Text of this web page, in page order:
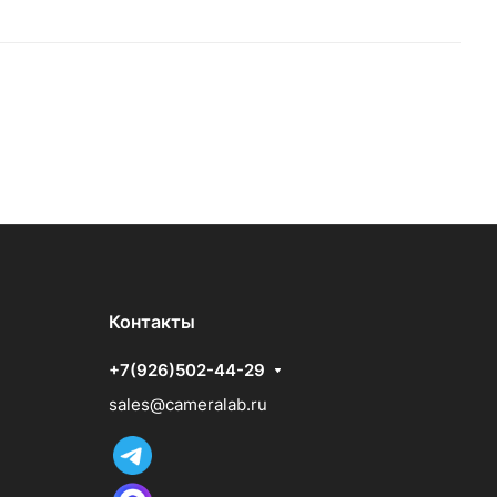
Контакты
+7(926)502-44-29
sales@cameralab.ru